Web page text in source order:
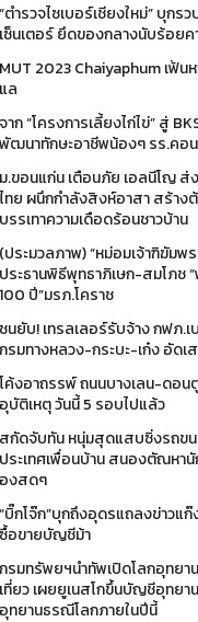
“ตำรวจไซเบอร์เชียงใหม่” บุกร
เซ็นเตอร์ ยึดของกลางนับร้อยค
MUT 2023 Chaiyaphum เฟ้น
แล
จาก “โครงการเลี้ยงไก่ไข่” สู่
พัฒนาทักษะอาชีพน้องๆ รร.คอ
ม.ขอนแก่น เตือนภัย เอลนีโญ ส่
ไทย ผนึกกำลังสิงห์อาสา สร้าง
บรรเทาความเดือดร้อนชาวบ้าน
(ประมวลภาพ) “หม่อมเจ้าฑิฆัมพ
ประธานพิธีพุทธาภิเษก-สมโภ
100 ปี”มรภ.โคราช
ชนยับ! เทรลเลอร์รับจ้าง กฟภ.
กรมทางหลวง-กระบะ-เก๋ง อัดเ
โค้งอาถรรพ์ ถนนบางเลน-ดอ
อุบัติเหตุ วันนี้ 5 รอบไปแล้ว
สกัดจับทัน หนุ่มสุดแสบซิ่งรถข
ประเทศเพื่อนบ้าน สนองตัณหา
องสดๆ
“บิ๊กโจ๊ก”บุกถึงอุดรแถลงข่าวแ
ซื้อขายบัญชีม้า
กรมทรัพยฯนำทัพเปิดโลกอุทย
เที่ยว เผยยูเนสโกขึ้นบัญชีอุทย
อุทยานธรณีโลกภายในปีนี้